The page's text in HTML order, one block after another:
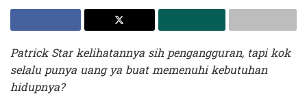
Patrick Star kelihatannya sih pengangguran, tapi kok
selalu punya uang ya buat memenuhi kebutuhan
hidupnya?